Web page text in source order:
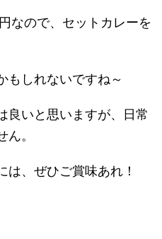
なので、セットカレーを
もしれないですね～
良いと思いますが、日常
。
は、ぜひご賞味あれ！